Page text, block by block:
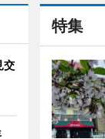
特集
交